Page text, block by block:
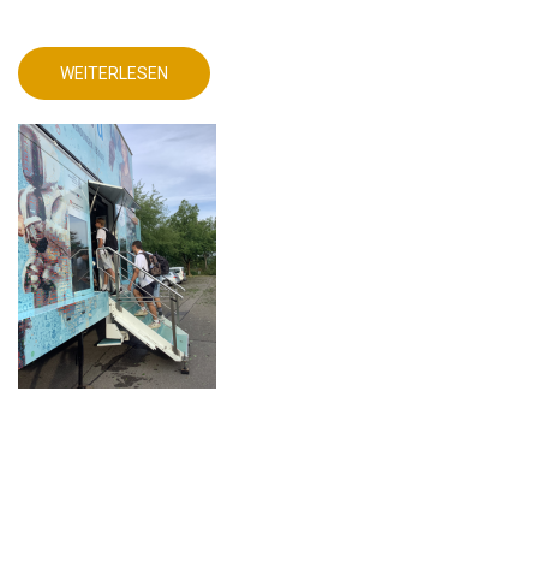
FRIEDRICH-
ABEL-
GYMNASIUM
WEITERLESEN
ÜBER
MINT
SCHULE
ABEL-